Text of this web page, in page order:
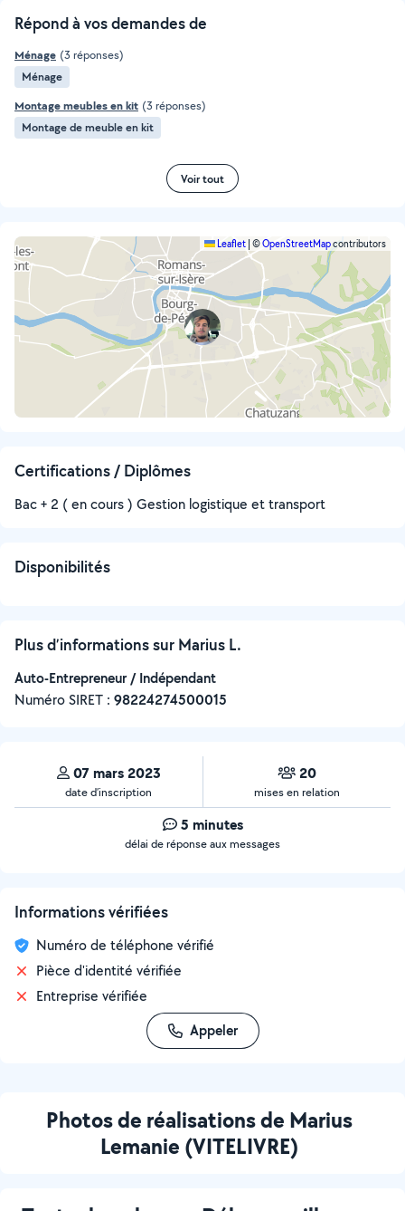
Répond à vos demandes de
Ménage (3 réponses)
Ménage
Montage meubles en kit (3 réponses)
Montage de meuble en kit
Voir tout
Leaflet ©OpenStreetMapcontributors
Certifications / Diplômes
Bac + 2 ( en cours ) Gestion logistique et transport
Disponibilités
Plus d’informations sur Marius L.
Auto-Entrepreneur / Indépendant
Numéro SIRET : ‍98224274500015
07 mars 2023
date d’inscription
20
mises en relation
5 minutes
délai de réponse aux messages
Informations vérifiées
Numéro de téléphone vérifié
Pièce d'identité vérifiée
Entreprise vérifiée
Appeler
Photos de réalisations de Marius
Lemanie (VITELIVRE)